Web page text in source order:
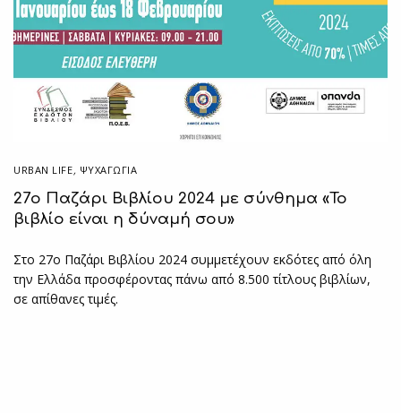
URBAN LIFE, ΨΥΧΑΓΩΓΙΑ
27ο Παζάρι Βιβλίου 2024 με σύνθημα «Το
βιβλίο είναι η δύναμή σου»
Στο 27ο Παζάρι Βιβλίου 2024 συμμετέχουν εκδότες από όλη
την Ελλάδα προσφέροντας πάνω από 8.500 τίτλους βιβλίων,
σε απίθανες τιμές.